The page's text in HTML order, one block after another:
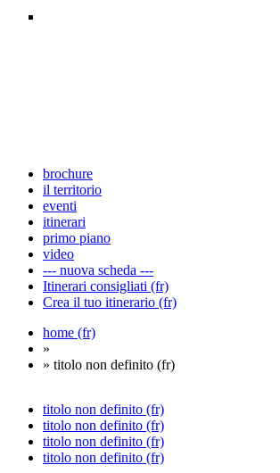
brochure
il territorio
eventi
itinerari
primo piano
video
--- nuova scheda ---
Itinerari consigliati (fr)
Crea il tuo itinerario (fr)
home (fr)
»
» titolo non definito (fr)
titolo non definito (fr)
titolo non definito (fr)
titolo non definito (fr)
titolo non definito (fr)